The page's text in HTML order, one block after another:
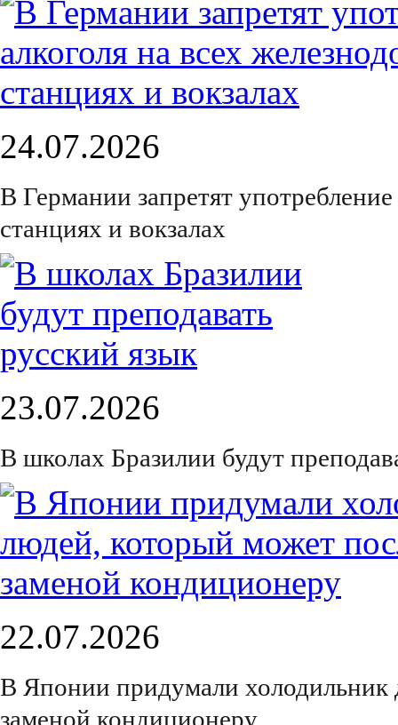
24.07.2026
В Германии запретят
станциях и вокзалах
23.07.2026
В школах Бразилии будут
22.07.2026
В Японии придумали
заменой кондиционеру